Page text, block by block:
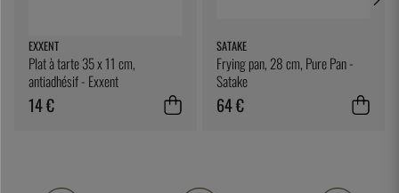
EXXENT
Plat à tarte 35 x 11 cm,
antiadhésif - Exxent
14 €
SATAKE
Frying pan, 28 cm, Pure Pan -
Satake
64 €